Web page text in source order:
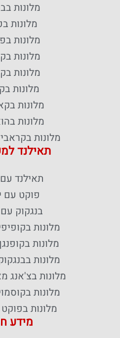
מלונות
מלונות
מלונות
מלונות
מלונות
מלונות
מלונות
מלונות
מלונות בקראבי
תאילנד
תאילנד
פוקט עם
בנגקוק
מלונות
מלונות
מלונות
מלונות בצ'אנג
מלונות
מלונות
מידע